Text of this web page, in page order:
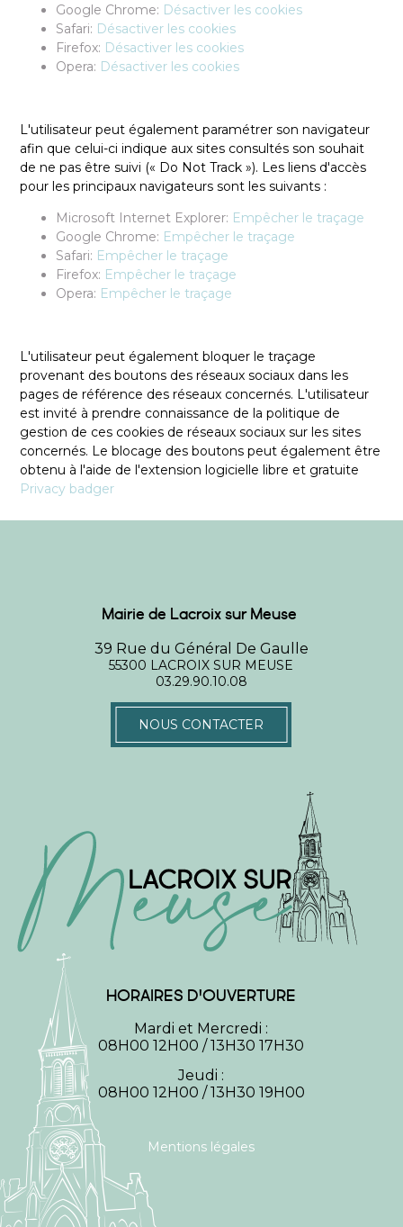
Google Chrome: Désactiver les cookies
Safari: Désactiver les cookies
Firefox: Désactiver les cookies
Opera: Désactiver les cookies
L'utilisateur peut également paramétrer son navigateur
afin que celui-ci indique aux sites consultés son souhait
de ne pas être suivi (« Do Not Track »). Les liens d'accès
pour les principaux navigateurs sont les suivants :
Microsoft Internet Explorer: Empêcher le traçage
Google Chrome: Empêcher le traçage
Safari: Empêcher le traçage
Firefox: Empêcher le traçage
Opera: Empêcher le traçage
L'utilisateur peut également bloquer le traçage
provenant des boutons des réseaux sociaux dans les
pages de référence des réseaux concernés. L'utilisateur
est invité à prendre connaissance de la politique de
gestion de ces cookies de réseaux sociaux sur les sites
concernés. Le blocage des boutons peut également être
obtenu à l'aide de l'extension logicielle libre et gratuite
Privacy badger
Mairie de Lacroix sur Meuse
39 Rue du Général De Gaulle
55300 LACROIX SUR MEUSE
03.29.90.10.08
NOUS CONTACTER
HORAIRES D'OUVERTURE
Mardi et Mercredi :
08H00 12H00 / 13H30 17H30
Jeudi :
08H00 12H00 / 13H30 19H00
Mentions légales